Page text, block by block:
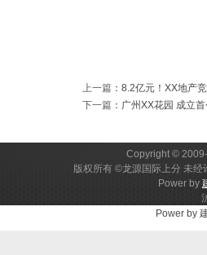
上一篇 ： 8.2亿元！XX地产
下一篇 ： 广州XX花园 成立
Copyright ©
版权所有 ©龙源国际上分 未
Power by
Power by